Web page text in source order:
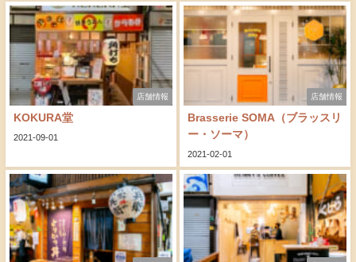
店舗情報
KOKURA堂
2021-09-01
店舗情報
Brasserie SOMA（ブラッスリ
ー・ソーマ）
2021-02-01